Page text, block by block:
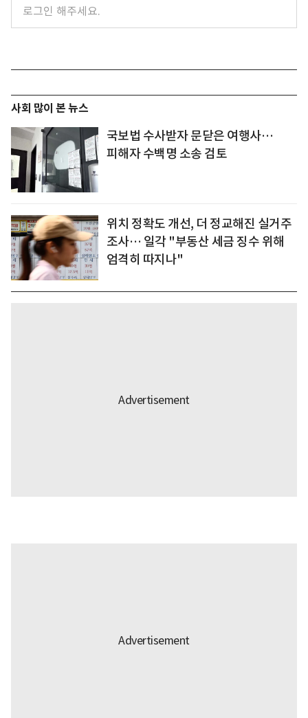
사회 많이 본 뉴스
국보법 수사받자 문닫은 여행사…
피해자 수백명 소송 검토
위치 정확도 개선, 더 정교해진 실거주
조사… 일각 "부동산 세금 징수 위해
엄격히 따지나"